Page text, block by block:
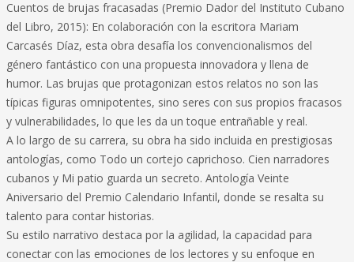
Cuentos de brujas fracasadas (Premio Dador del Instituto Cubano
del Libro, 2015): En colaboración con la escritora Mariam
Carcasés Díaz, esta obra desafía los convencionalismos del
género fantástico con una propuesta innovadora y llena de
humor. Las brujas que protagonizan estos relatos no son las
típicas figuras omnipotentes, sino seres con sus propios fracasos
y vulnerabilidades, lo que les da un toque entrañable y real.
A lo largo de su carrera, su obra ha sido incluida en prestigiosas
antologías, como Todo un cortejo caprichoso. Cien narradores
cubanos y Mi patio guarda un secreto. Antología Veinte
Aniversario del Premio Calendario Infantil, donde se resalta su
talento para contar historias.
Su estilo narrativo destaca por la agilidad, la capacidad para
conectar con las emociones de los lectores y su enfoque en